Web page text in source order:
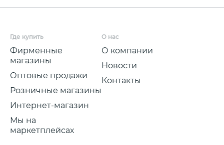
Где купить
Фирменные
магазины
Оптовые продажи
Розничные магазины
Интернет-магазин
Мы на
маркетплейсах
О нас
О компании
Новости
Контакты